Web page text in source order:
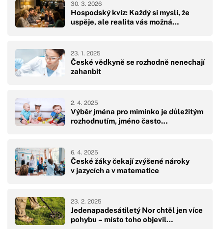
Hospodský kvíz: Každý si myslí, že
uspěje, ale realita vás možná…
30. 3. 2026
České vědkyně se rozhodně nenechají
zahanbit
23. 1. 2025
Výběr jména pro miminko je důležitým
rozhodnutím, jméno často…
2. 4. 2025
České žáky čekají zvýšené nároky
v jazycích a v matematice
6. 4. 2025
Jedenapadesátiletý Nor chtěl jen více
pohybu – místo toho objevil…
23. 2. 2025